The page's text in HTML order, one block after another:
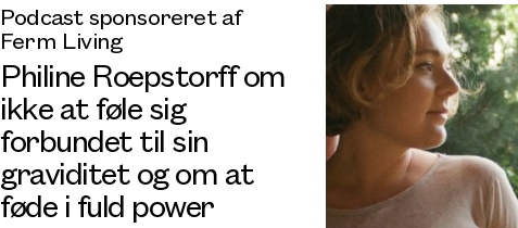
Podcast sponsoreret af
Ferm Living
Philine Roepstorff om
ikke at føle sig
forbundet til sin
graviditet og om at
føde i fuld power